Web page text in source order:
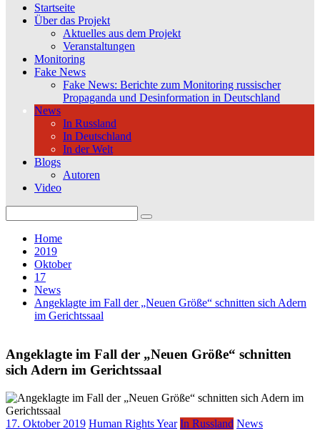
Startseite
Über das Projekt
Aktuelles aus dem Projekt
Veranstaltungen
Monitoring
Fake News
Fake News: Berichte zum Monitoring russischer
Propaganda und Desinformation in Deutschland
News
In Russland
In Deutschland
In der Welt
Blogs
Autoren
Video
for:
Home
2019
Oktober
17
News
Angeklagte im Fall der „Neuen Größe“ schnitten sich Adern
im Gerichtssaal
Angeklagte im Fall der „Neuen Größe“ schnitten
sich Adern im Gerichtssaal
17. Oktober 2019 Human Rights Year In Russland News